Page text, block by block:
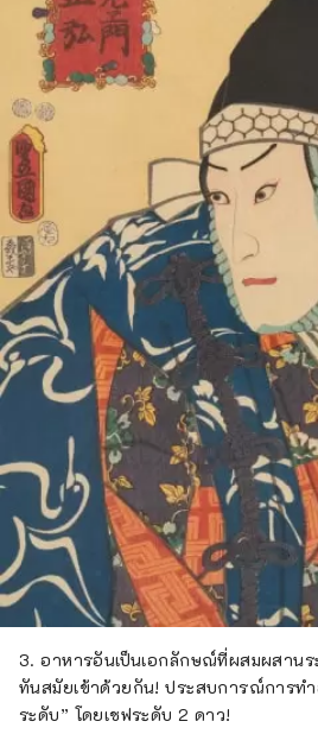
3. อาหารอันเป็นเอกลักษณ์ที่ผสมผสานร
ทันสมัยเข้าด้วยกัน! ประสบการณ์การท
ระดับ” โดยเชฟระดับ 2 ดาว!